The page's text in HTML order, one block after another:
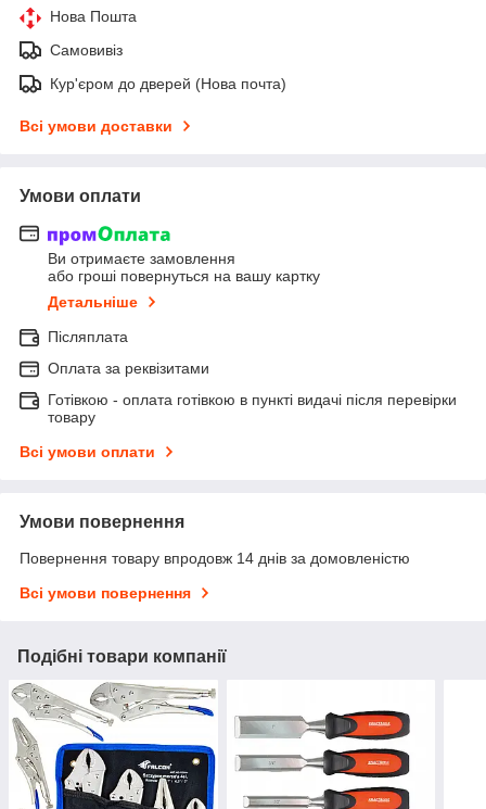
Нова Пошта
Самовивіз
Кур'єром до дверей (Нова почта)
Всі умови доставки
Умови оплати
Ви отримаєте замовлення
або гроші повернуться на вашу картку
Детальніше
Післяплата
Оплата за реквізитами
Готівкою - оплата готівкою в пункті видачі після перевірки
товару
Всі умови оплати
Умови повернення
Повернення товару впродовж 14 днів за домовленістю
Всі умови повернення
Подібні товари компанії